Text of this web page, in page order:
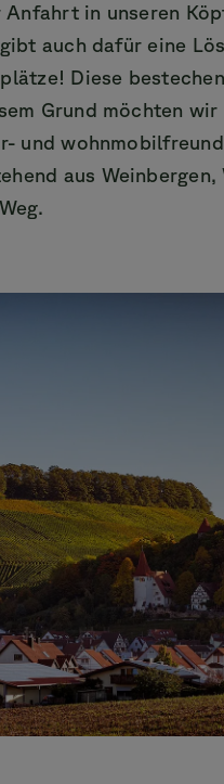
in unseren
auch dafür eine
Diese
Grund möchten
und
aus